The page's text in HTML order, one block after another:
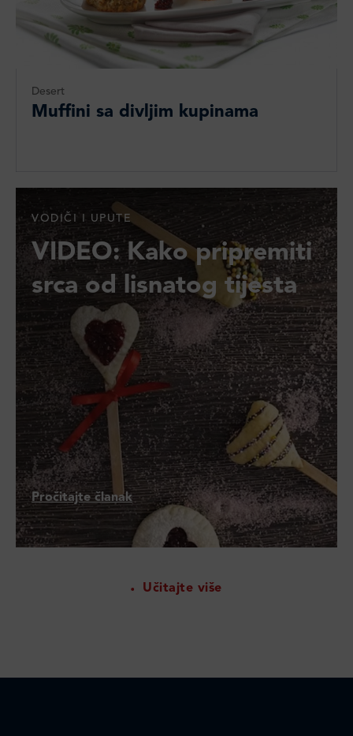
Desert
Muffini sa divljim kupinama
VODIČI I UPUTE
VIDEO: Kako pripremiti
srca od lisnatog tijesta
Pročitajte članak
Učitajte više